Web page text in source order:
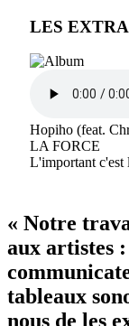
LES
Hopiho (feat.
LA FORCE
L'important c'est
« Notre
aux artistes :
tableaux
nous de les